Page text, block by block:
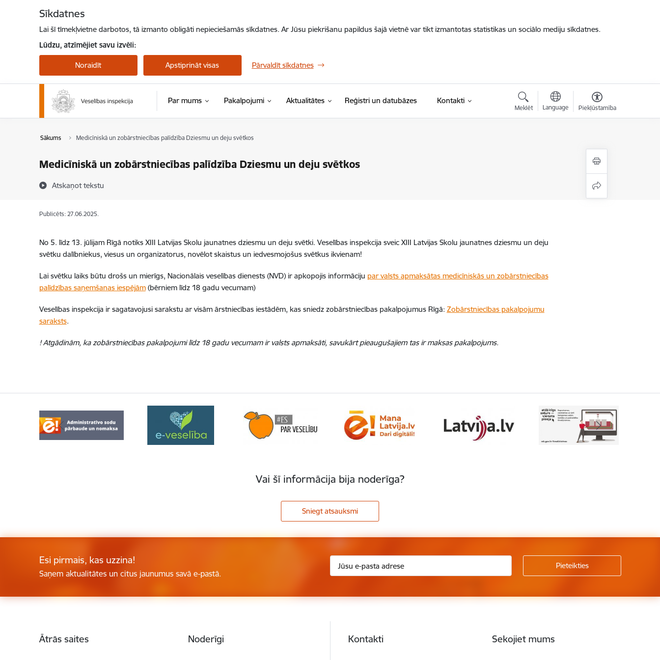
Sīkdatnes
Lai šī tīmekļvietne darbotos, tā izmanto obligāti nepieciešamās sīkdatnes. Ar Jūsu piekrišanu papildus šajā vietnē var tikt izmantotas statistikas un sociālo mediju sīkdatnes.
Lūdzu, atzīmējiet savu izvēli:
Noraidīt Apstiprināt visas Pārvaldīt sīkdatnes
Par mums Pakalpojumi Aktualitātes Reģistri un datubāzes Kontakti
Meklēt Language Piekļūstamība
Sākums Medicīniskā un zobārstniecības palīdzība Dziesmu un deju svētkos
Medicīniskā un zobārstniecības palīdzība Dziesmu un deju svētkos
Atskaņot tekstu
Publicēts: 27.06.2025.
No 5. līdz 13. jūlijam Rīgā notiks XIII Latvijas Skolu jaunatnes dziesmu un deju svētki. Veselības inspekcija sveic XIII Latvijas Skolu jaunatnes dziesmu un deju
svētku dalībniekus, viesus un organizatorus, novēlot skaistus un iedvesmojošus svētkus ikvienam!
Lai svētku laiks būtu drošs un mierīgs, Nacionālais veselības dienests (NVD) ir apkopojis informāciju par valsts apmaksātas medicīniskās un zobārstniecības
palīdzības saņemšanas iespējām(bērniem līdz 18 gadu vecumam)
Veselības inspekcija ir sagatavojusi sarakstu ar visām ārstniecības iestādēm, kas sniedz zobārstniecības pakalpojumus Rīgā: Zobārstniecības pakalpojumu
saraksts.
! Atgādinām, ka zobārstniecības pakalpojumi līdz 18 gadu vecumam ir valsts apmaksāti, savukārt pieaugušajiem tas ir maksas pakalpojums.
Vai šī informācija bija noderīga?
Sniegt atsauksmi
Esi pirmais, kas uzzina!
Saņem aktualitātes un citus jaunumus savā e-pastā.
Ātrās saites Noderīgi Kontakti Sekojiet mums